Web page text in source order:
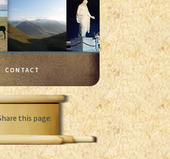
CONTACT
this page: